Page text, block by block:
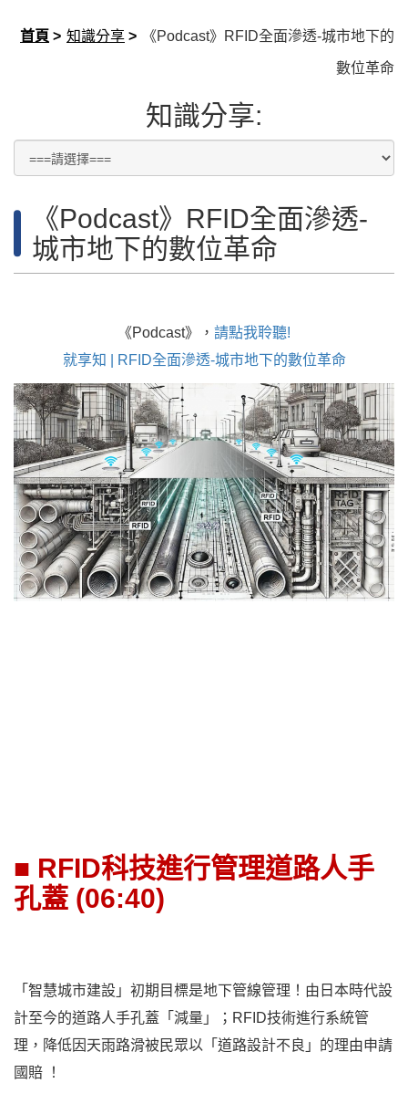
首頁 > 知識分享 > 《Podcast》RFID全面滲透-城市地下的
數位革命
知識分享:
《Podcast》RFID全面滲透-
城市地下的數位革命
《Podcast》， 請點我聆聽!
就享知 | RFID全面滲透-城市地下的數位革命
■ RFID科技進行管理道路人手
孔蓋 (06:40)
「智慧城市建設」初期目標是地下管線管理！由日本時代設
計至今的道路人手孔蓋「減量」；RFID技術進行系統管
理，降低因天雨路滑被民眾以「道路設計不良」的理由申請
國賠 ！